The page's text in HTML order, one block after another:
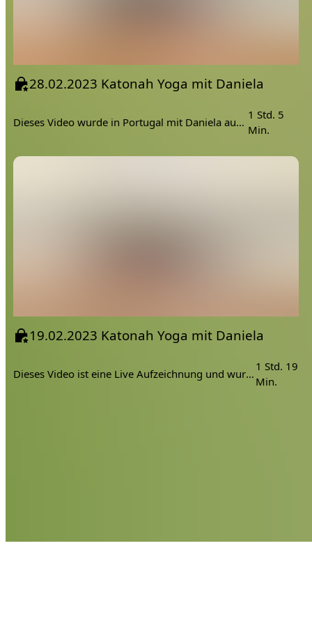
28.02.2023 Katonah Yoga mit Daniela
Dieses Video wurde in Portugal mit Daniela aufgezeichnet.
1 Std. 5
Min.
19.02.2023 Katonah Yoga mit Daniela
Dieses Video ist eine Live Aufzeichnung und wurde in Portugal aufgenommen.
1 Std. 19
Min.